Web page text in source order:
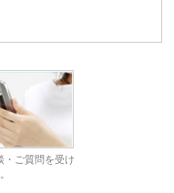
・ご質問を受け